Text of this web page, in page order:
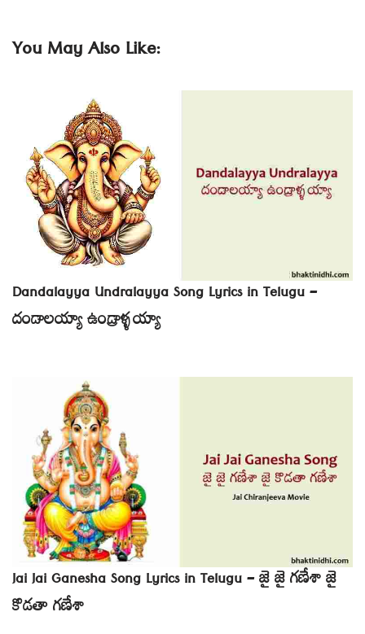
You May Also Like:
Dandalayya Undralayya Song Lyrics in Telugu –
దండాలయ్యా ఉండ్రాళ్ళయ్యా
Jai Jai Ganesha Song Lyrics in Telugu – జై జై గణేశా జై
కొడతా గణేశా